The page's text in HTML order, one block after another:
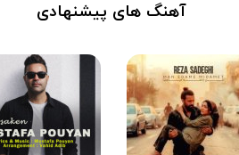
آهنگ های پیشنهادی